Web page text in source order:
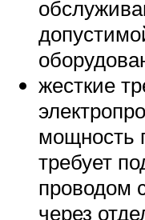
жесткие
мощность
требует
проводом
через